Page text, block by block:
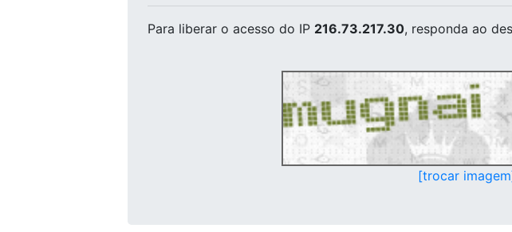
Para liberar o acesso do IP 216.73.217.30, responda ao
[trocar